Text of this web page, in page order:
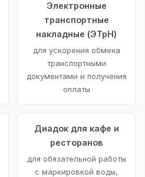
Электронные
транспортные
накладные (ЭТрН)
для ускорения обмена
транспортными
документами и получения
оплаты
Диадок для кафе и
ресторанов
для обязательной работы
с маркировкой воды,